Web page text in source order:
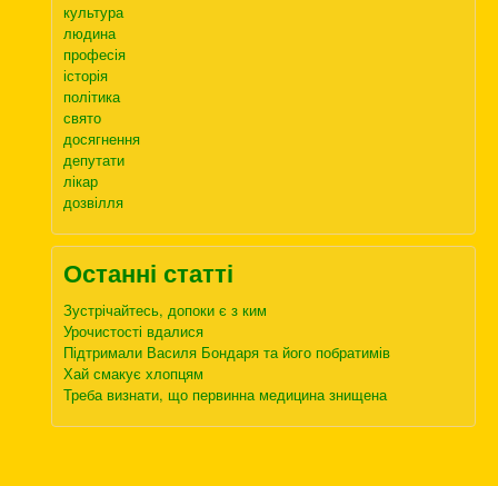
культура
людина
професія
історія
політика
свято
досягнення
депутати
лікар
дозвілля
Останні статті
Зустрічайтесь, допоки є з ким
Урочистості вдалися
Підтримали Василя Бондаря та його побратимів
Хай смакує хлопцям
Треба визнати, що первинна медицина знищена